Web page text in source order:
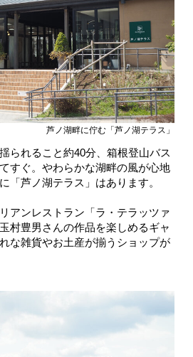
芦ノ湖畔に佇む「芦ノ湖テラス」
られること約40分、箱根登山バス
すぐ。やわらかな湖畔の風が心地
「芦ノ湖テラス」はあります。
アンレストラン「ラ・テラッツァ
村豊男さんの作品を楽しめるギャ
な雑貨やお土産が揃うショップが